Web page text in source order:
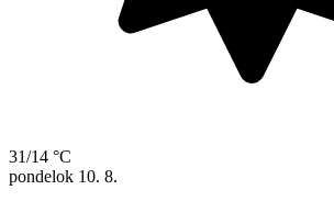
31/14 °C
pondelok 10. 8.